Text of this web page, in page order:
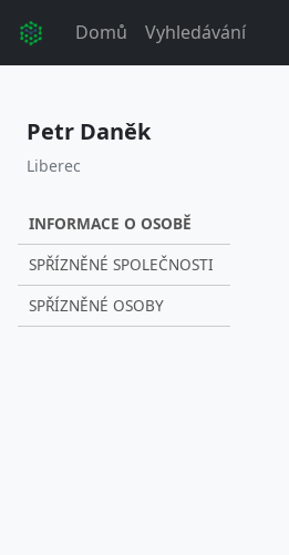
Domů Vyhledávání
Petr Daněk
Liberec
INFORMACE O OSOBĚ
SPŘÍZNĚNÉ SPOLEČNOSTI
SPŘÍZNĚNÉ OSOBY